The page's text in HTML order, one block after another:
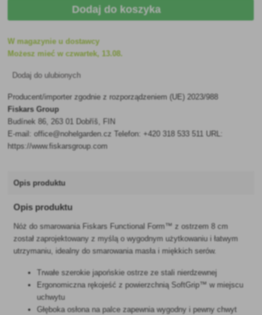
Dodaj do koszyka
W magazynie u dostawcy
Możesz mieć w czwartek, 13.08.
Dodaj do ulubionych
Producent/importer zgodnie z rozporządzeniem (UE) 2023/988
Fiskars Group
Budínek 86, 263 01 Dobříš, FIN
E-mail: office@nohelgarden.cz Telefon: +420 318 533 511 URL:
https://www.fiskarsgroup.com
Opis produktu
Opis produktu
Nóż do smarowania Fiskars Functional Form™ z ostrzem 8 cm
został zaprojektowany z myślą o wygodnym użytkowaniu i łatwym
utrzymaniu, idealny do smarowania masła i miękkich serów.
Trwałe szerokie japońskie ostrze ze stali nierdzewnej
Ergonomiczna rękojeść z powierzchnią SoftGrip™ w miejscu
uchwytu
Głęboka osłona na palce zapewnia wygodny i pewny chwyt